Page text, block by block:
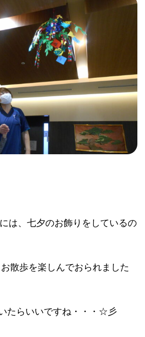
は、七夕のお飾りをしているの
散歩を楽しんでおられました
たらいいですね・・・☆彡